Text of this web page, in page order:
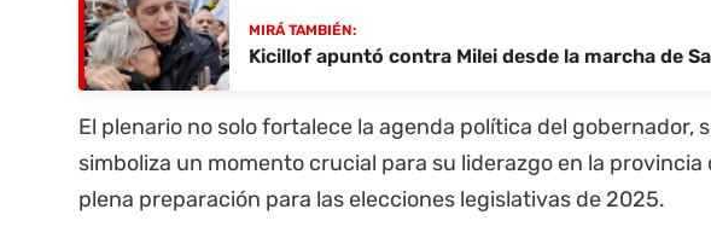
MIRÁ TAMBIÉN:
Kicillof apuntó contra Milei desde la marcha de
El plenario no solo fortalece la agenda política del gobernador,
simboliza un momento crucial para su liderazgo en la provincia
plena preparación para las elecciones legislativas de 2025.